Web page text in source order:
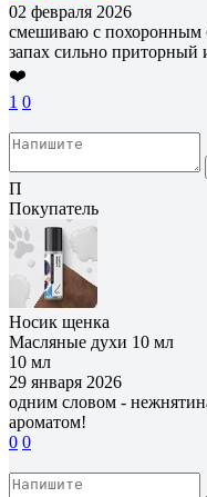
02 февраля 2026
смешиваю с похоронным
запах сильно приторный
❤️
1 0
П
Покупатель
Носик щенка
Масляные духи 10 мл
10 мл
29 января 2026
одним словом -
ароматом!
0 0